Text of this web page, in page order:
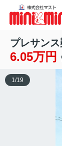
プレサン
6.05万円
1 /19